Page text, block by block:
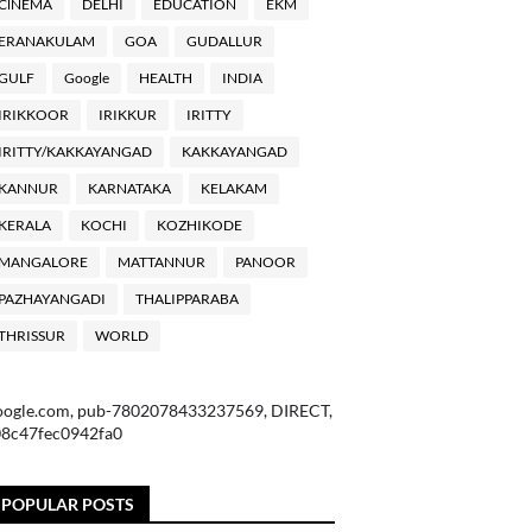
DELHI EDUCATION EKM
GOA GUDALLUR
Google HEALTH INDIA
IRIKKUR IRITTY
KAKKAYANGAD KAKKAYANGAD
KARNATAKA KELAKAM
KOCHI KOZHIKODE
MATTANNUR PANOOR
THALIPPARABA
WORLD
pub-7802078433237569, DIRECT,
POPULAR POSTS